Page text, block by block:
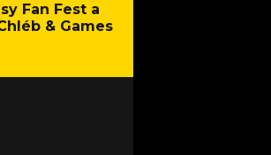
Fan Fest a
& Games